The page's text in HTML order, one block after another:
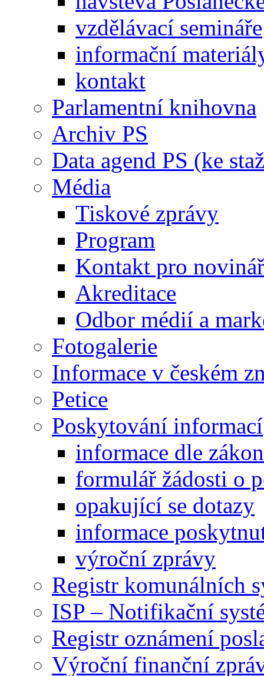
vzdělávací semináře
informační
kontakt
Parlamentní knihovna
Archiv PS
Data agend PS (ke
Média
Tiskové zprávy
Program
Kontakt pro
Akreditace
Odbor médií a
Fotogalerie
Informace v českém
Petice
Poskytování informací
informace dle
formulář žádosti o
opakující se dotazy
informace
výroční zprávy
Registr komunálních
ISP – Notifikační
Registr oznámení
Výroční finanční